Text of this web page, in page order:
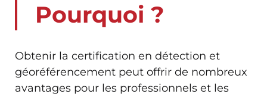
Pourquoi ?
Obtenir la certification en détection et
géoréférencement peut offrir de nombreux
avantages pour les professionnels et les